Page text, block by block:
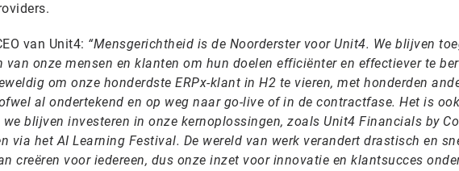
van Unit4: “Mensgerichtheid is de Noorderster voor Unit4. We blijven
van onze mensen en klanten om hun doelen efficiënter en effectiever te
om onze honderdste ERPx-klant in H2 te vieren, met honderden
al ondertekend en op weg naar go-live of in de contractfase. Het is
blijven investeren in onze kernoplossingen, zoals Unit4 Financials by
via het AI Learning Festival. De wereld van werk verandert drastisch en
creëren voor iedereen, dus onze inzet voor innovatie en klantsucces